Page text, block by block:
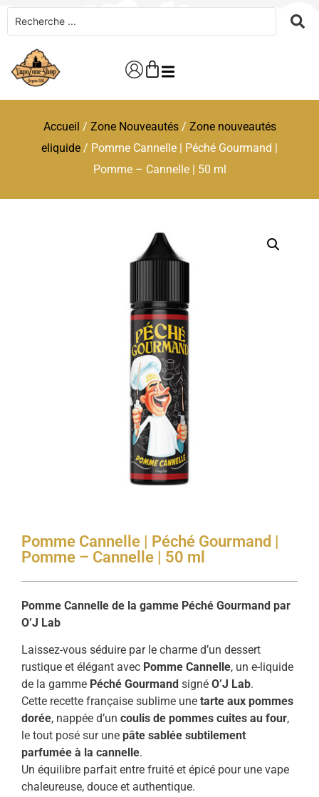
Accueil / Zone Nouveautés/ Zone nouveautés
eliquide / Pomme Cannelle | Péché Gourmand |
Pomme – Cannelle | 50 ml
Pomme Cannelle | Péché Gourmand |
Pomme – Cannelle | 50 ml
Pomme Cannelle de la gamme Péché Gourmand par
O’J Lab
Laissez-vous séduire par le charme d’un dessert
rustique et élégant avec Pomme Cannelle, un e-liquide
de la gamme Péché Gourmand signé O’J Lab.
Cette recette française sublime une tarte aux pommes
dorée, nappée d’un coulis de pommes cuites au four,
le tout posé sur une pâte sablée subtilement
parfumée à la cannelle.
Un équilibre parfait entre fruité et épicé pour une vape
chaleureuse, douce et authentique.